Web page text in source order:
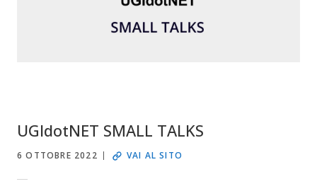
UGIdotNET SMALL TALKS
6 OTTOBRE 2022 VAI AL SITO